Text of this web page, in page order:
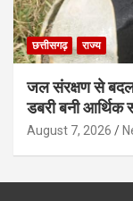
छत्तीसगढ़ राज्य
जल संरक्षण से
डबरी बनी आर्थिक
August 7, 2026